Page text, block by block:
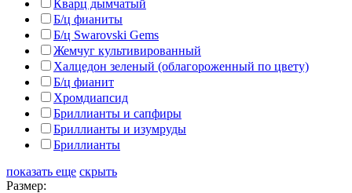
Кварц дымчатый
Б/ц фианиты
Б/ц Swarovski Gems
Жемчуг культивированный
Халцедон зеленый (облагороженный по цвету)
Б/ц фианит
Хромдиапсид
Бриллианты и сапфиры
Бриллианты и изумруды
Бриллианты
показать еще скрыть
Размер: